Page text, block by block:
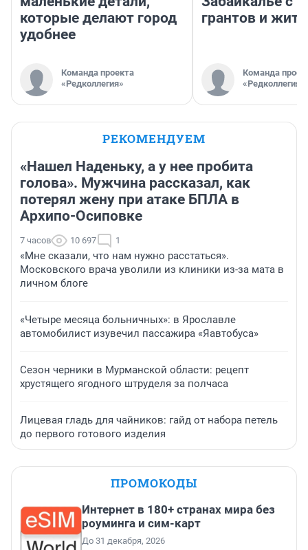
которые делают город
удобнее
Команда проекта
«Редколлегия»
грантов и
Команда
«Редколлегия»
РЕКОМЕНДУЕМ
«Нашел Наденьку, а у нее пробита
голова». Мужчина рассказал, как
потерял жену при атаке БПЛА в
Архипо-Осиповке
7 часов 10 697 1
«Мне сказали, что нам нужно расстаться».
Московского врача уволили из клиники из-за мата в
личном блоге
«Четыре месяца больничных»: в Ярославле
автомобилист изувечил пассажира «Яавтобуса»
Сезон черники в Мурманской области: рецепт
хрустящего ягодного штруделя за полчаса
Лицевая гладь для чайников: гайд от набора петель
до первого готового изделия
ПРОМОКОДЫ
Интернет в 180+ странах мира без
роуминга и сим-карт
До 31 декабря, 2026